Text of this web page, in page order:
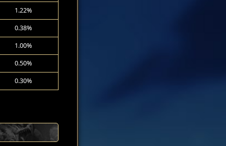
1.22%
0.38%
1.00%
0.50%
0.30%